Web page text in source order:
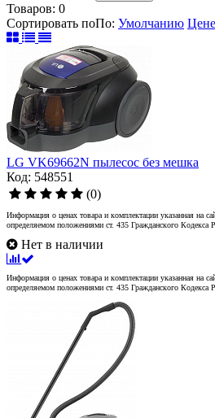
Товаров: 0
Сортировать поПо: Умолчанию Цене
LG VK69662N пылесос без мешка
Код: 548551
(0)
Информация о ценах товара и комплектации указанная на
определяемом положениями ст. 435 Гражданского Кодекса
Нет в наличии
Информация о ценах товара и комплектации указанная на
определяемом положениями ст. 435 Гражданского Кодекса